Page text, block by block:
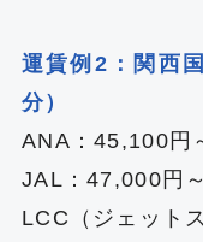
運賃例2：関西
分）
ANA：45,100円
JAL：47,000円～
LCC（ジェット